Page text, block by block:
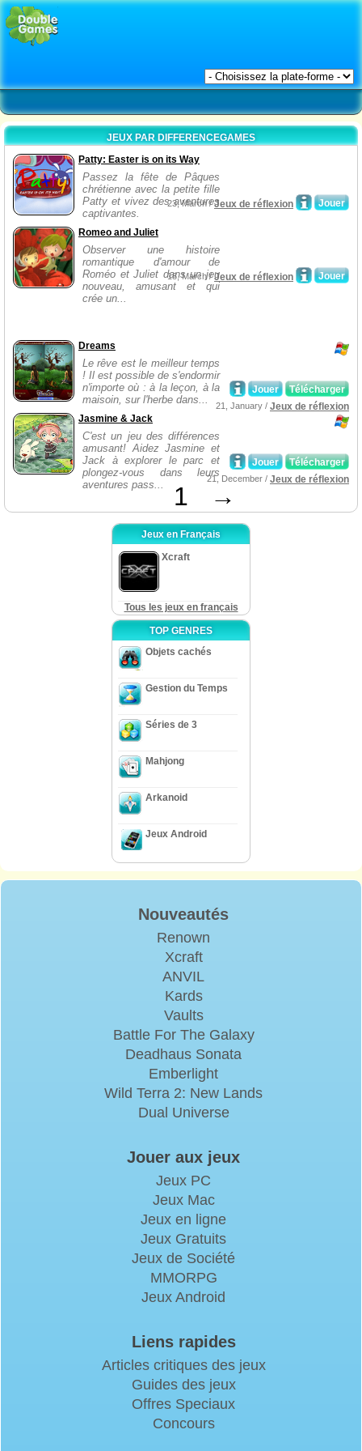
JEUX PAR DIFFERENCEGAMES
Patty: Easter is on its Way
Passez la fête de Pâques
chrétienne avec la petite fille
Patty et vivez des aventures
captivantes.
Jouer
23, March /Jeux de réflexion
Romeo and Juliet
Observer une histoire
romantique d'amour de
Roméo et Juliet dans un jeu
nouveau, amusant et qui
crée un...
Jouer
18, March /Jeux de réflexion
Dreams
Le rêve est le meilleur temps
! Il est possible de s'endormir
n'importe où : à la leçon, à la
maisoin, sur l'herbe dans...
Télécharger
Jouer
21, January / Jeux de réflexion
Jasmine & Jack
C'est un jeu des différences
amusant! Aidez Jasmine et
Jack à explorer le parc et
plongez-vous dans leurs
aventures pass...
Télécharger
Jouer
21, December / Jeux de réflexion
1 →
Jeux en Français
Xcraft
Tous les jeux en français
TOP GENRES
Objets cachés
Gestion du Temps
Séries de 3
Mahjong
Arkanoid
Jeux Android
Nouveautés
Renown
Xcraft
ANVIL
Kards
Vaults
Battle For The Galaxy
Deadhaus Sonata
Emberlight
Wild Terra 2: New Lands
Dual Universe
Jouer aux jeux
Jeux PC
Jeux Mac
Jeux en ligne
Jeux Gratuits
Jeux de Société
MMORPG
Jeux Android
Liens rapides
Articles critiques des jeux
Guides des jeux
Offres Speciaux
Concours